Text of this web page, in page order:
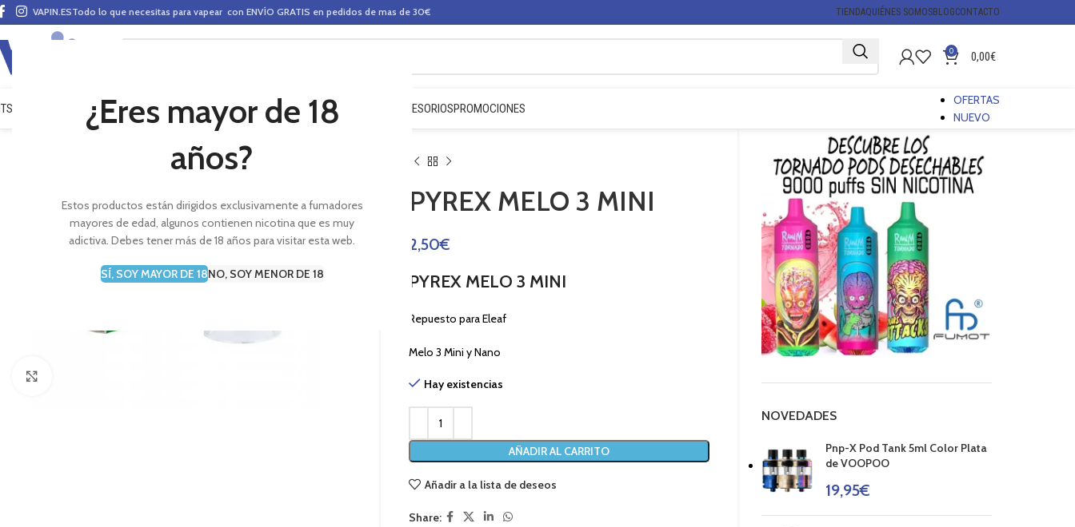
¿Eres mayor de 18
años?
Estos productos están dirigidos exclusivamente a fumadores
mayores de edad, algunos contienen nicotina que es muy
adictiva. Debes tener más de 18 años para visitar esta web.
SÍ, SOY MAYOR DE 18NO, SOY MENOR DE 18
VAPIN.ESTodo lo que necesitas para vapear con ENVÍO GRATIS en pedidos de mas de 30€ TIENDAQUIÉNES SOMOSBLOGCONTACTO
0 0,00€
VAPEO MODS CLAROMIZADORES BASES Y AROMAS (ALQUIMIA) ACCESORIOSPROMOCIONES
OFERTAS
NUEVO
PYREX MELO 3 MINI
2,50€
PYREX MELO 3 MINI
Repuesto para Eleaf
Melo 3 Mini y Nano
Hay existencias
AÑADIR AL CARRITO
Añadir a la lista de deseos
Share:
NOVEDADES
Pnp-X Pod Tank 5ml Color Plata
de VOOPOO
19,95€